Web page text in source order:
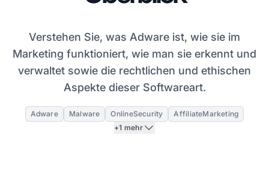
Verstehen Sie, was Adware ist, wie sie im
Marketing funktioniert, wie man sie erkennt und
verwaltet sowie die rechtlichen und ethischen
Aspekte dieser Softwareart.
Adware Malware OnlineSecurity
AffiliateMarketing
+1 mehr